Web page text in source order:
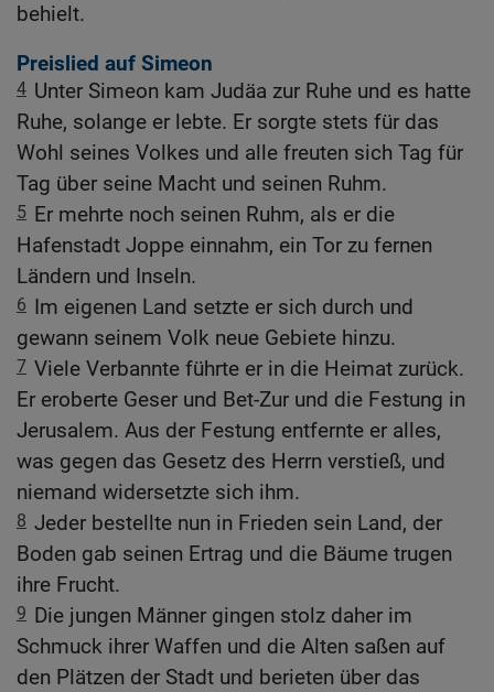
behielt.
Preislied auf Simeon
4 Unter Simeon kam Judäa zur Ruhe und es hatte
Ruhe, solange er lebte. Er sorgte stets für das
Wohl seines Volkes und alle freuten sich Tag für
Tag über seine Macht und seinen Ruhm.
5 Er mehrte noch seinen Ruhm, als er die
Hafenstadt Joppe einnahm, ein Tor zu fernen
Ländern und Inseln.
6 Im eigenen Land setzte er sich durch und
gewann seinem Volk neue Gebiete hinzu.
7 Viele Verbannte führte er in die Heimat zurück.
Er eroberte Geser und Bet-Zur und die Festung in
Jerusalem. Aus der Festung entfernte er alles,
was gegen das Gesetz des Herrn verstieß, und
niemand widersetzte sich ihm.
8 Jeder bestellte nun in Frieden sein Land, der
Boden gab seinen Ertrag und die Bäume trugen
ihre Frucht.
9 Die jungen Männer gingen stolz daher im
Schmuck ihrer Waffen und die Alten saßen auf
den Plätzen der Stadt und berieten über das